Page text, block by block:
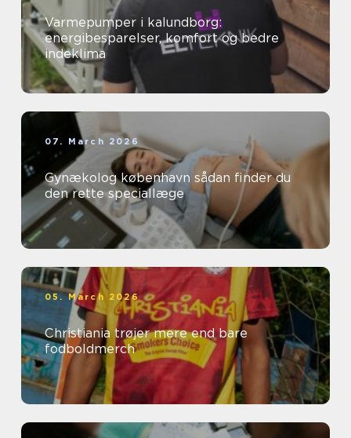
Varmepumper i kalundborg:
energibesparelser, komfort og bedre
indeklima
07. March 2026
Gynækolog københavn sådan finder du
den rette speciallæge
05. March 2026
Christiania trøjer mere end bare
fodboldmerch